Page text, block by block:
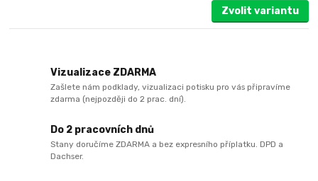
Zvolit variantu
Vizualizace ZDARMA
Zašlete nám podklady, vizualizaci potisku pro vás připravíme
zdarma (nejpozději do 2 prac. dní).
Do 2 pracovních dnů
Stany doručíme ZDARMA a bez expresního příplatku. DPD a
Dachser.